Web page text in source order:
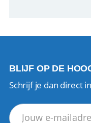
BLIJF OP DE
Schrijf je dan direct